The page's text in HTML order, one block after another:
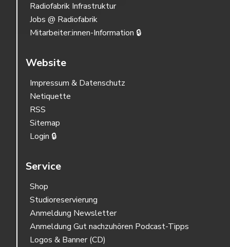
Radiofabrik Infrastruktur
Jobs @ Radiofabrik
Mitarbeiter:innen-Information 🔒
Website
Impressum & Datenschutz
Netiquette
RSS
Sitemap
Login 🔒
Service
Shop
Studioreservierung
Anmeldung Newsletter
Anmeldung Gut nachzuhören Podcast-Tipps
Logos & Banner (CD)